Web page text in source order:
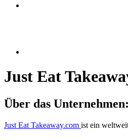
Just Eat
Über das Unternehmen:
Just Eat Takeaway.com ist ein